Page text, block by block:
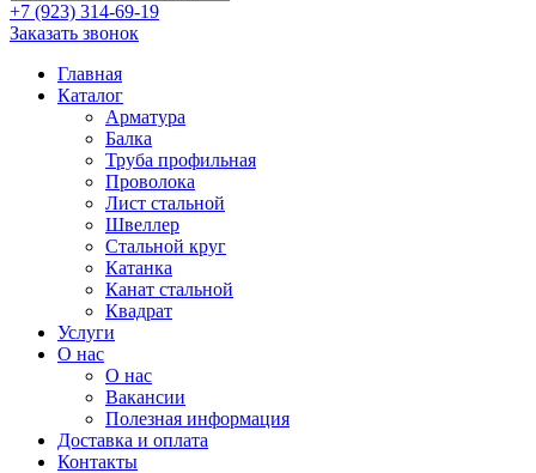
+7 (923) 314-69-19
Заказать звонок
Главная
Каталог
Арматура
Балка
Труба профильная
Проволока
Лист стальной
Швеллер
Стальной круг
Катанка
Канат стальной
Квадрат
Услуги
О нас
О нас
Вакансии
Полезная информация
Доставка и оплата
Контакты